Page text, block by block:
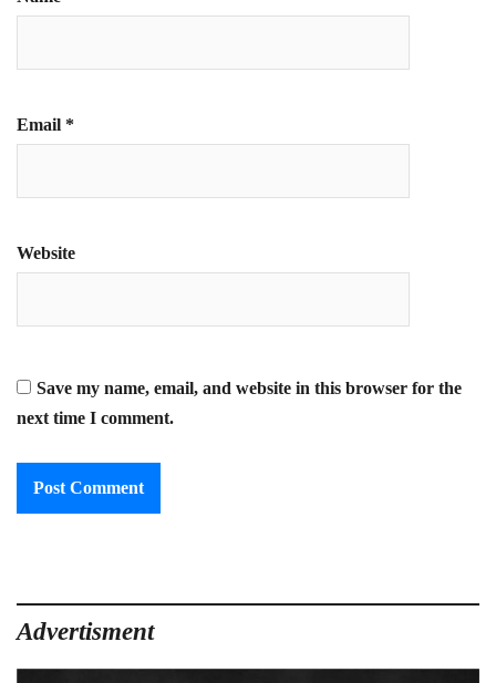
Email *
Website
Save my name, email, and website in this browser for the
next time I comment.
Advertisment